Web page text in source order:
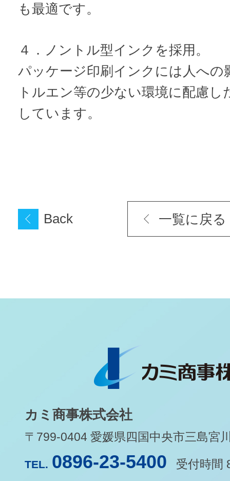
も最適です。
４．ノントル型インクを採用。
パッケージ印刷インクには人への
トルエン等の少ない環境に配慮
しています。
Back 一覧に戻る
カミ商事株式会社
〒799-0404 愛媛県四国中央市三島宮
TEL. 0896-23-5400 受付時間